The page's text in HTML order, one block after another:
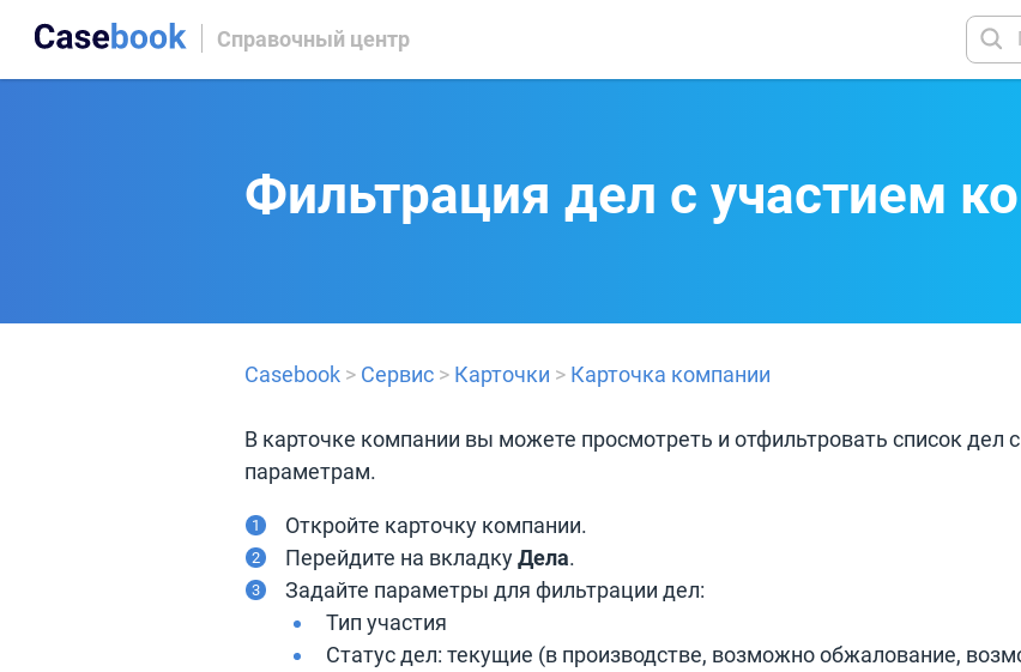
Справочный центр
Фильтрация дел с участием
Casebook > Сервис > Карточки > Карточка компании
В карточке компании вы можете просмотреть и отфильтровать список дел
параметрам.
Откройте карточку компании.
Перейдите на вкладкуДела.
Задайте параметры для фильтрации дел:
Тип участия
Статус дел: текущие (в производстве, возможно обжалование,